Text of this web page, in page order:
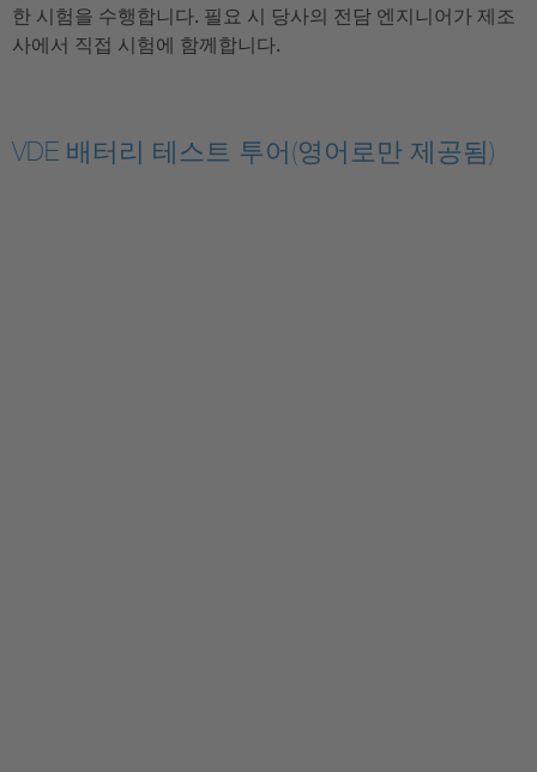
한 시험을 수행합니다. 필요 시 당사의 전담 엔지니어가 제조
사에서 직접 시험에 함께합니다.
VDE 배터리 테스트 투어(영어로만 제공됨)